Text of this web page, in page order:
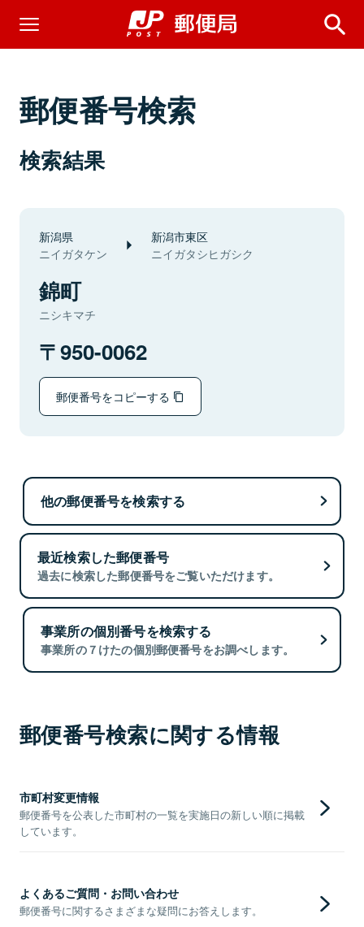
郵便番号検索
検索結果
新潟県
ニイガタケン
新潟市東区
ニイガタシヒガシク
錦町
ニシキマチ
950-0062
郵便番号をコピーする
他の郵便番号を検索する
最近検索した郵便番号
過去に検索した郵便番号をご覧いただけます。
事業所の個別番号を検索する
事業所の７けたの個別郵便番号をお調べします。
郵便番号検索に関する情報
市町村変更情報
郵便番号を公表した市町村の一覧を実施日の新しい順に掲載
しています。
よくあるご質問・お問い合わせ
郵便番号に関するさまざまな疑問にお答えします。